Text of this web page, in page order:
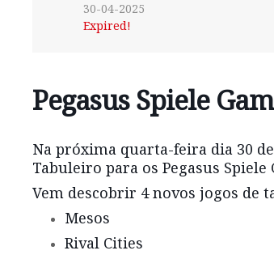
30-04-2025
Expired!
Pegasus Spiele
Na próxima quarta-feira dia 30
Tabuleiro para os Pegasus
Vem descobrir 4 novos jogos de
Mesos
Rival Cities